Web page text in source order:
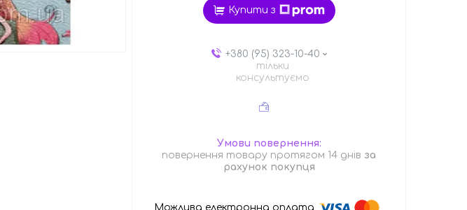
Купити з
+380 (95) 323-10-40
тільки
консультуємо
повернення товару протягом 14 днів за
рахунок покупця